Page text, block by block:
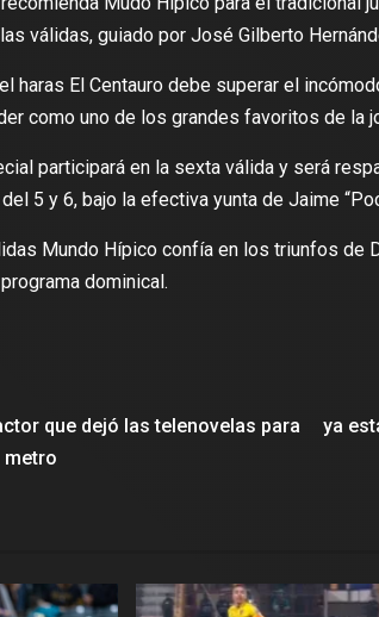
válidas, guiado por José Gilberto
haras El Centauro debe superar el
como uno de los grandes favoritos de la
participará en la sexta válida y será
5 y 6, bajo la efectiva yunta de Jaime
Mundo Hípico confía en los triunfos de
dominical.
que dejó las telenovelas para
metro
ya